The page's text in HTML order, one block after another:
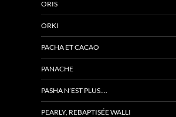
ORIS
ORKI
PACHA ET CACAO
PANACHE
PASHA N’EST PLUS….
PEARLY, REBAPTISÉE WALLI